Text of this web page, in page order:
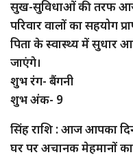
सुख-सुविधाओं की तरफ
परिवार वालों का सहयोग
पिता के स्वास्थ्य में
जाएंगे।
शुभ रंग- बैंगनी
शुभ अंक- 9
सिंह राशि : आज आपका
घर पर अचानक मेहमानों